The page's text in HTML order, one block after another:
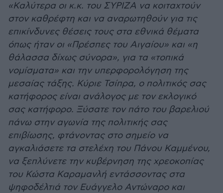
«Καλύτερα οι κ.κ. του ΣΥΡΙΖΑ να κοιταχτούν
στον καθρέφτη και να αναρωτηθούν για τις
επικίνδυνες θέσεις τους στα εθνικά θέματα
όπως ήταν οι «Πρέσπες του Αιγαίου» και «η
θάλασσα δίχως σύνορα», για τα «τοπικά
νομίσματα» και την υπερφορολόγηση της
μεσαίας τάξης. Κύριε Τσίπρα, ο πολιτικός σας
κατήφορος είναι ανάλογος με τον εκλογικό
σας κατήφορο. Ξύσατε τον πάτο του βαρελιού
πάνω στην αγωνία της πολιτικής σας
επιβίωσης, φτάνοντας στο σημείο να
αγκαλιάσετε τα στελέχη του Πάνου Καμμένου,
να ξεπλύνετε την κυβέρνηση της χρεοκοπίας
του Κώστα Καραμανλή εντάσσοντας στα
ψηφοδέλτιά τον Ευάγγελο Αντώναρο και